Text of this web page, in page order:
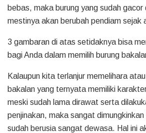
bebas, maka burung yang sudah gacor
mestinya akan berubah pendiam sejak
3 gambaran di atas setidaknya bisa
bagi Anda dalam memilih burung
Kalaupun kita terlanjur memelihara
bakalan yang ternyata memiliki
meski sudah lama dirawat serta
penjinakan, maka sangat
sudah berusia sangat dewasa. Hal ini